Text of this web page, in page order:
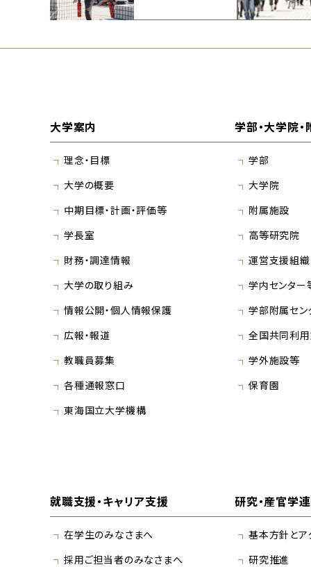
大学案内
理念・目標
大学の概要
中期目標・計画・評価等
学長室
財務・調達情報
大学の取り組み
情報公開・個人情報保護
広報・報道
教職員募集
各種通報窓口
東海国立大学機構
学部・大学院
学部
大学院
附属施設
高等研究院
運営支援組織
学内センター
学部附属セン
全国共同利
学外施設等
保育園
就職支援・キャリア支援
在学生のみなさまへ
採用ご担当者のみなさまへ
研究・産官学
基本方針とア
研究推進